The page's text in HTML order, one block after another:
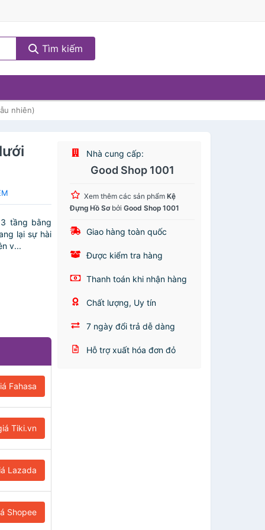
Tìm kiếm
nhiên)
tầng bằng
lại sự hài
v...
Fahasa
Tiki.vn
Lazada
Shopee
Nhà cung cấp:
Good Shop 1001
Xem thêm các sản phẩmKệ
Đựng Hồ SơbởiGood Shop 1001
Giao hàng toàn quốc
Được kiểm tra hàng
Thanh toán khi nhận hàng
Chất lượng, Uy tín
7 ngày đổi trả dễ dàng
Hỗ trợ xuất hóa đơn đỏ